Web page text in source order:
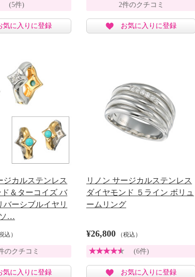
(5件)
気に入りに登録
2件のクチコミ
お気に入りに登録
ジカルステンレス
＆ターコイズ バ
バーシブルイヤリ
ソ…
込）
のクチコミ
気に入りに登録
リノン サージカルステンレス
ダイヤモンド ５ライン ボリュ
ームリング
¥26,800 （税込）
(6件)
お気に入りに登録